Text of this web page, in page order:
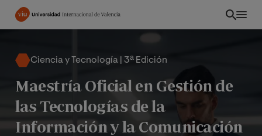
Pasar
Ciencia y Tecnología | 3ª Edición
Maestría Oficial en Gestión de
las Tecnologías de la
Información y la Comunicación